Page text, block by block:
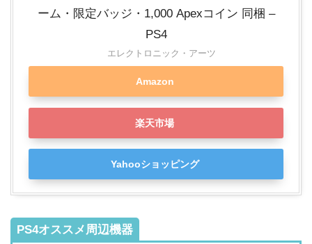
ーム・限定バッジ・1,000 Apexコイン 同梱 –
PS4
エレクトロニック・アーツ
Amazon
楽天市場
Yahooショッピング
PS4オススメ周辺機器